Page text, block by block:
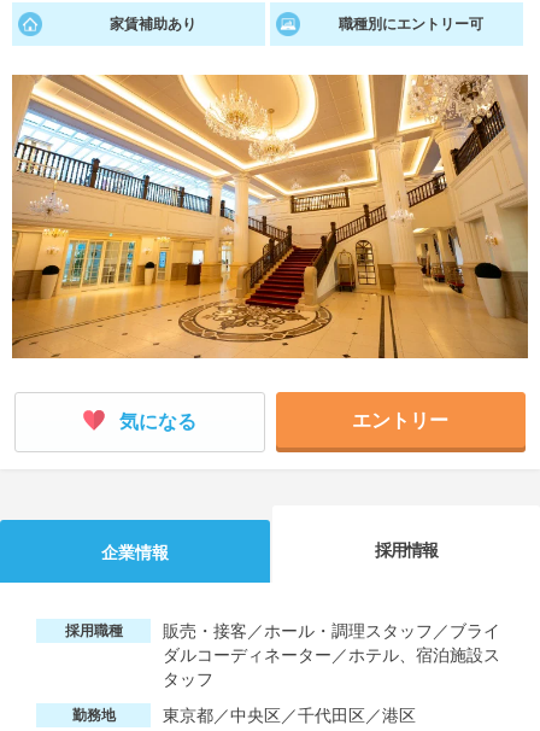
適職診断
あなたに合う仕事を診断！
就活チャンネル
動画で対策講座をチェック
就活ニュースペーパー
就活時事ニュースを更新
よくある質問
不明点があればこちら
家賃補助あり 職種別にエントリー可
気になる エントリー
企業情報 採用情報
採用職種
販売・接客／ホール・調理スタッフ／ブライ
ダルコーディネーター／ホテル、宿泊施設ス
タッフ
勤務地 東京都／中央区／千代田区／港区